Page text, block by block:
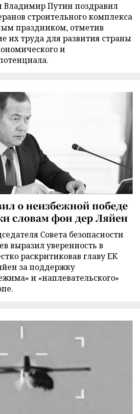
Владимир Путин поздравил
строительного комплекса
праздником, отметив
их труда для развития страны
и
о неизбежной победе
словам фон дер Ляйен
Совета безопасности
выразил уверенность в
раскритиковав главу ЕК
за поддержку
и «наплевательского»